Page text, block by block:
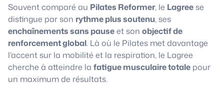
Souvent comparé au Pilates Reformer, le Lagree se
distingue par son rythme plus soutenu, ses
enchaînements sans pauseet son objectif de
renforcement global. Là où le Pilates met davantage
l’accent sur la mobilité et la respiration, le Lagree
cherche à atteindre la fatigue musculaire totale pour
un maximum de résultats.